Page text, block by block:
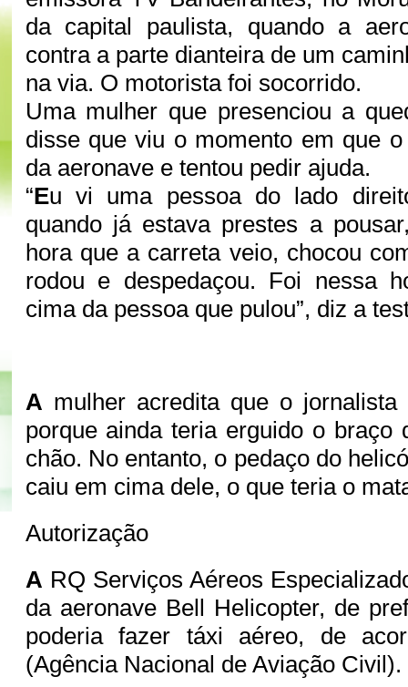
da capital paulista, quando a
contra a parte dianteira de um
na via. O motorista foi socorrido.
Uma mulher que presenciou a
disse que viu o momento em que
da aeronave e tentou pedir ajuda.
“Eu vi uma pessoa do lado
quando já estava prestes a
hora que a carreta veio, chocou
rodou e despedaçou. Foi nessa
cima da pessoa que pulou”, diz a
A mulher acredita que o jornalista
porque ainda teria erguido o braço
chão. No entanto, o pedaço do
caiu em cima dele, o que teria o
Autorização
A RQ Serviços Aéreos
da aeronave Bell Helicopter, de
poderia fazer táxi aéreo, de
(Agência Nacional de Aviação Civil).